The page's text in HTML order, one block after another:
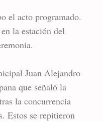
el acto programado.
la estación del
Juan Alejandro
que señaló la
la concurrencia
Estos se repitieron